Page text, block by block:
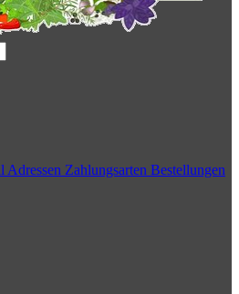
Adressen Zahlungsarten Bestellungen